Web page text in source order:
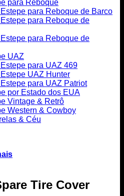
para Reboque
para Reboque de Barco
para Reboque de
para Reboque de
UAZ
para UAZ 469
UAZ Hunter
para UAZ Patriot
por Estado dos EUA
Vintage & Retrô
Western & Cowboy
& Céu
Tire Cover